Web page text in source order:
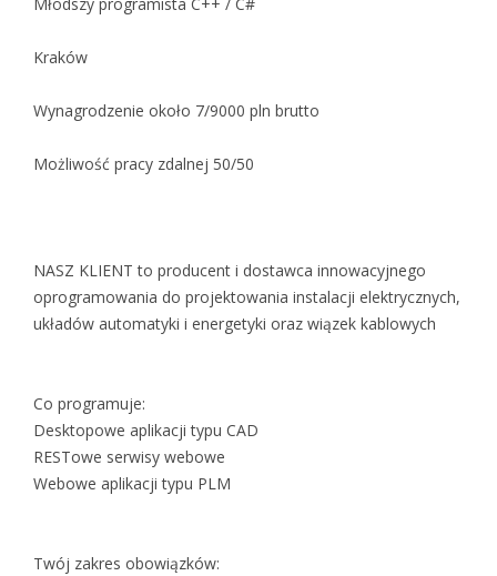
Młodszy programista C++ / C#
Kraków
Wynagrodzenie około 7/9000 pln brutto
Możliwość pracy zdalnej 50/50
NASZ KLIENT to producent i dostawca innowacyjnego
oprogramowania do projektowania instalacji elektrycznych,
układów automatyki i energetyki oraz wiązek kablowych
Co programuje:
Desktopowe aplikacji typu CAD
RESTowe serwisy webowe
Webowe aplikacji typu PLM
Twój zakres obowiązków: